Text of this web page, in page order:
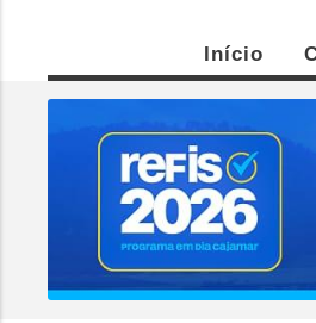
Início